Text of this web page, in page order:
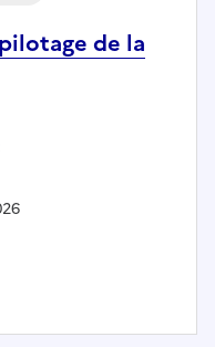
de la
/ Chargé du pilotage